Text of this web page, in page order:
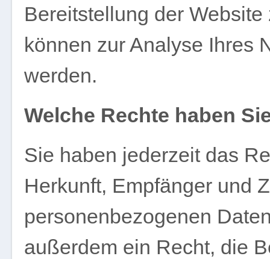
Bereitstellung der
können zur Analyse Ihres
werden.
Welche Rechte haben
Sie haben jederzeit das
Herkunft, Empfänger und
personenbezogenen
außerdem ein Recht, die